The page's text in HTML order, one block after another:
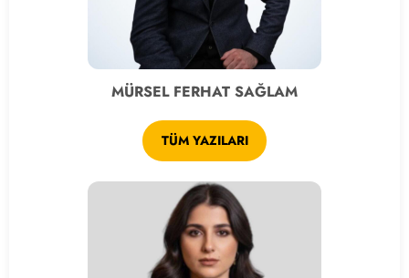
MÜRSEL FERHAT SAĞLAM
TÜM YAZILARI